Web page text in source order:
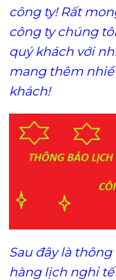
công ty! Rất
công ty chúng
quý khách với
mang thêm
khách!
Sau đây là
hàng lịch nghỉ